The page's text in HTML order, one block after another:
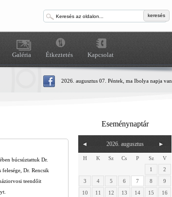
keresés
Galéria Étkeztetés Kapcsolat
2026. augusztus 07. Péntek, ma Ibolya napja van
búcsúztattuk Dr.
Dr. Rencsik
teendőit
Eseménynaptár
2026. augusztus
H K Sz Cs P Sz
V
1
2
3
4 5 6 7 8
9
10
11 12 13 14 15
16